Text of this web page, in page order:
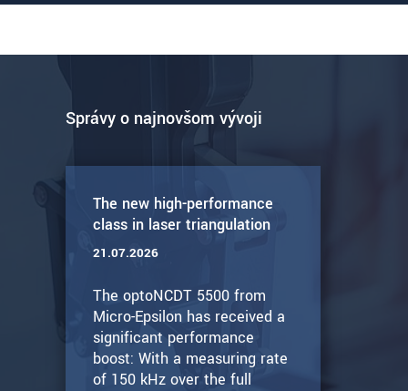
Správy o najnovšom vývoji
The new high-performance
class in laser triangulation
21.07.2026
The optoNCDT 5500 from
Micro-Epsilon has received a
significant performance
boost: With a measuring rate
of 150 kHz over the full